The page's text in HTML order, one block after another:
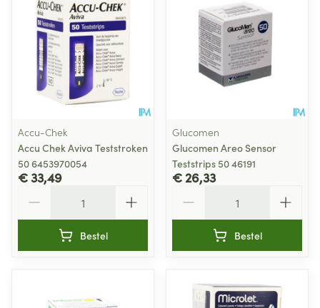
Accu-Chek
Accu Chek Aviva Teststroken
50 6453970054
€ 33,49
Bestel
Glucomen
Glucomen Areo Sensor
Teststrips 50 46191
€ 26,33
Bestel